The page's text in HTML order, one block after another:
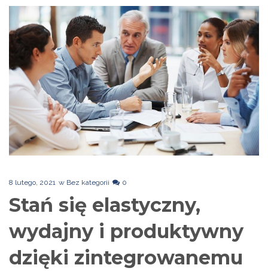
8 lutego, 2021 w Bez kategorii 0
Stań się elastyczny,
wydajny i produktywny
dzięki zintegrowanemu